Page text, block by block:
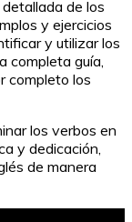
de los
y ejercicios
y utilizar los
completa guía,
completo los
los verbos en
y dedicación,
de manera